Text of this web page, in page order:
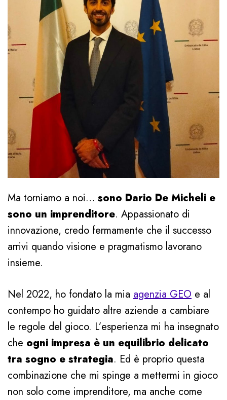
Ma torniamo a noi… sono Dario De Micheli e
sono un imprenditore. Appassionato di
innovazione, credo fermamente che il successo
arrivi quando visione e pragmatismo lavorano
insieme.
Nel 2022, ho fondato la mia agenzia GEO e al
contempo ho guidato altre aziende a cambiare
le regole del gioco. L’esperienza mi ha insegnato
che ogni impresa è un equilibrio delicato
tra sogno e strategia. Ed è proprio questa
combinazione che mi spinge a mettermi in gioco
non solo come imprenditore, ma anche come